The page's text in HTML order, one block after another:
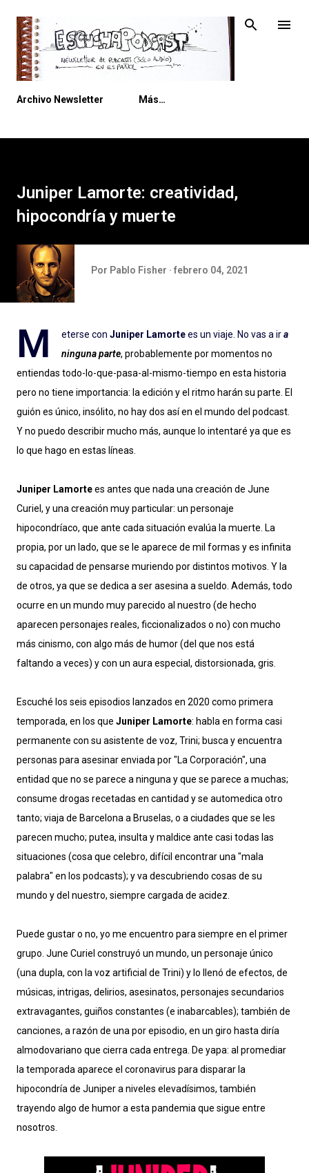
Archivo Newsletter Más…
Juniper Lamorte: creatividad,
hipocondría y muerte
Por Pablo Fisher febrero 04, 2021
M eterse con Juniper Lamortees un viaje. No vas a ira
ninguna parte, probablemente por momentos no
entiendas todo-lo-que-pasa-al-mismo-tiempo en esta historia
pero no tiene importancia: la edición y el ritmo harán su parte. El
guión es único, insólito, no hay dos así en el mundo del podcast.
Y no puedo describir mucho más, aunque lo intentaré ya que es
lo que hago en estas líneas.
Juniper Lamortees antes que nada una creación de June
Curiel, y una creación muy particular: un personaje
hipocondríaco, que ante cada situación evalúa la muerte. La
propia, por un lado, que se le aparece de mil formas y es infinita
su capacidad de pensarse muriendo por distintos motivos. Y la
de otros, ya que se dedica a ser asesina a sueldo. Además, todo
ocurre en un mundo muy parecido al nuestro (de hecho
aparecen personajes reales, ficcionalizados o no) con mucho
más cinismo, con algo más de humor (del que nos está
faltando a veces) y con un aura especial, distorsionada, gris.
Escuché los seis episodios lanzados en 2020 como primera
temporada, en los que Juniper Lamorte: habla en forma casi
permanente con su asistente de voz, Trini; busca y encuentra
personas para asesinar enviada por "La Corporación", una
entidad que no se parece a ninguna y que se parece a muchas;
consume drogas recetadas en cantidad y se automedica otro
tanto; viaja de Barcelona a Bruselas, o a ciudades que se les
parecen mucho; putea, insulta y maldice ante casi todas las
situaciones (cosa que celebro, difícil encontrar una "mala
palabra" en los podcasts); y va descubriendo cosas de su
mundo y del nuestro, siempre cargada de acidez.
Puede gustar o no, yo me encuentro para siempre en el primer
grupo. June Curiel construyó un mundo, un personaje único
(una dupla, con la voz artificial de Trini) y lo llenó de efectos, de
músicas, intrigas, delirios, asesinatos, personajes secundarios
extravagantes, guiños constantes (e inabarcables); también de
canciones, a razón de una por episodio, en un giro hasta diría
almodovariano que cierra cada entrega. De yapa: al promediar
la temporada aparece el coronavirus para disparar la
hipocondría de Juniper a niveles elevadísimos, también
trayendo algo de humor a esta pandemia que sigue entre
nosotros.